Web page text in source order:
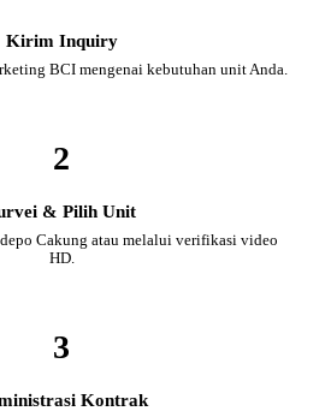
Kirim Inquiry
BCI mengenai kebutuhan unit Anda.
2
& Pilih Unit
Cakung atau melalui verifikasi video
HD.
3
Kontrak